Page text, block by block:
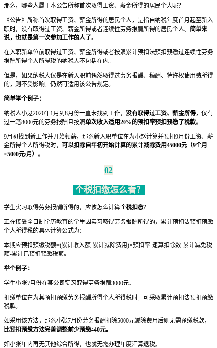
那么，哪些人属于本公告所称首次取得工资、薪金所得的居民个人呢？
《公告》所称首次取得工资、薪金所得的居民个人，是指自纳税年度首月起至新入
职时，没有取得过工资、薪金所得或者连续性劳务报酬所得的居民个人。 简单来
说，也就是第一次参加工作的人了。
在入职新单位前取得过工资、薪金所得或者按照累计预扣法预扣预缴过连续性劳务
报酬所得个人所得税的纳税人不包括在内。
但是，如果纳税人仅是在新入职前偶然取得过劳务报酬、稿酬、特许权使用费所得
的，则不受影响，仍然可适用该公告规定。
简单举个例子：
纳税人小赵2020年1月到8月份一直未找到工作， 没有取得过工资、薪金所得，仅有
过一笔8000元的劳务报酬且按照单次收入适用20%的预扣率预扣预缴了税款。
9月初找到新工作并开始领薪，那么新入职单位在为小赵计算并预扣9月份工资、薪
金所得个人所得税时， 可以扣除自年初开始计算的累计减除费用45000元（9个月
×5000元/月）。
02
个税扣缴怎么看？
学生实习取得劳务报酬所得的，应该怎么计算个税扣缴？
正在接受全日制学历教育的学生因实习取得劳务报酬所得的，累计预扣法预扣预缴
个人所得税的具体计算公式为：
本期应预扣预缴税额=(累计收入额-累计减除费用)×预扣率-速算扣除数-累计减免税
额-累计已预扣预缴税额。
举个例子：
学生小张7月份在某公司实习取得劳务报酬3000元。
扣缴单位在为其预扣预缴劳务报酬所得个人所得税时，可采取累计预扣法预扣预缴
税款。
如采用该方法，那么小张7月份劳务报酬扣除5000元减除费用后则无需预缴税款，
比预扣预缴方法完善调整前少预缴440元。
如小张年内再无其他综合所得，也就无需办理年度汇算退税。